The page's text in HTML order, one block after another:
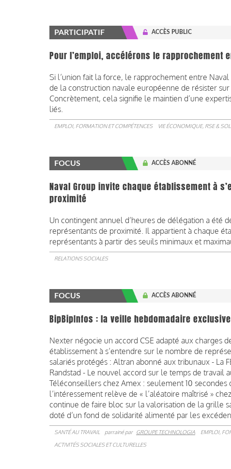
PARTICIPATIF ACCÈS PUBLIC
Pour l’emploi, accélérons le rapprochement
Si l’union fait la force, le rapprochement entre
de la construction navale européenne de résister
Concrètement, cela signifie le maintien d’une
liés.
EMPLOI, FORMATION ET COMPÉTENCES VIE ÉCONOMIQUE, RSE &
FOCUS ACCÈS ABONNÉ
Naval Group invite chaque établissement à
proximité
Un contingent annuel d’heures de délégation a été
représentants de proximité. Il appartient à chaque
représentants à partir des seuils minimaux et
RELATIONS SOCIALES
FOCUS ACCÈS ABONNÉ
BipBipInfos : la veille hebdomadaire exclusive
Nexter négocie un accord CSE adapté aux charges
établissement à s’entendre sur le nombre de
salariés protégés : Altran abonné aux tribunaux - La
Randstad - Le nouvel accord sur le temps de travail
Téléconseillers chez Amex : seulement 10
l’intéressement relève de « l’aléatoire maîtrisé »
continue de faire bloc sur la valorisation de la grille
doté d’un fond de solidarité alimenté par les
SANTÉ AU TRAVAIL parrainé par GROUPE TECHNOLOGIA EMPLOI,
ACTIVITÉS SOCIALES ET CULTURELLES